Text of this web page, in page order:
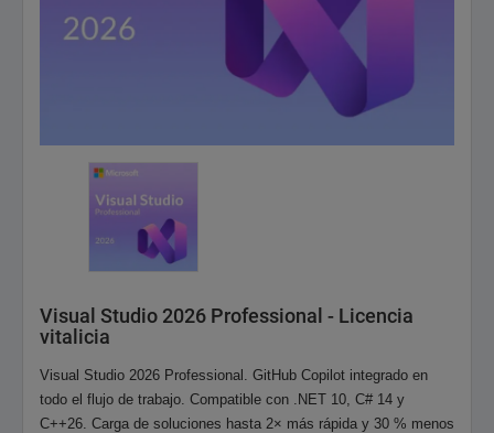
Visual Studio 2026 Professional - Licencia
vitalicia
Visual Studio 2026 Professional. GitHub Copilot integrado en
todo el flujo de trabajo. Compatible con .NET 10, C# 14 y
C++26. Carga de soluciones hasta 2× más rápida y 30 % menos